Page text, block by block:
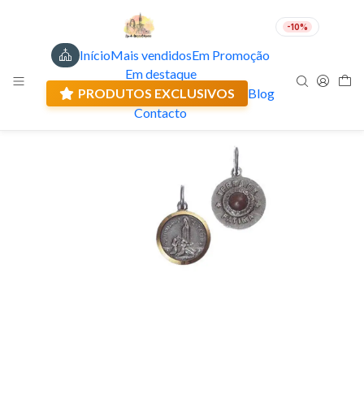
-10%
InícioMais vendidosEm Promoção
Em destaque
PRODUTOS EXCLUSIVOS
Blog
Contacto
EUR